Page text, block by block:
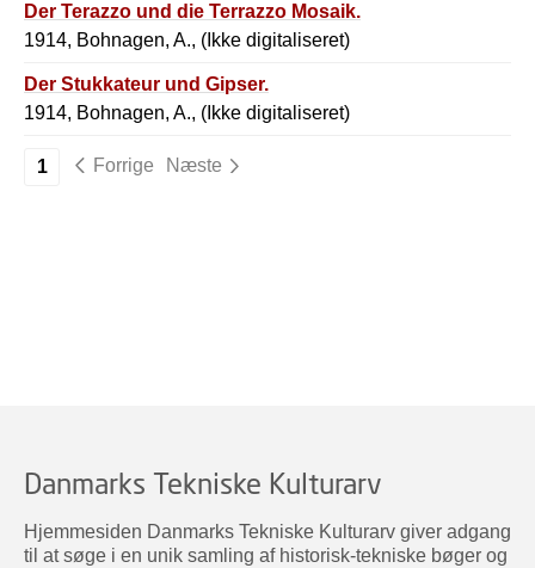
Der Terazzo und die Terrazzo Mosaik.
1914, Bohnagen, A., (Ikke digitaliseret)
Der Stukkateur und Gipser.
1914, Bohnagen, A., (Ikke digitaliseret)
1 Forrige Næste
Danmarks Tekniske Kulturarv
Hjemmesiden Danmarks Tekniske Kulturarv giver adgang
til at søge i en unik samling af historisk-tekniske bøger og